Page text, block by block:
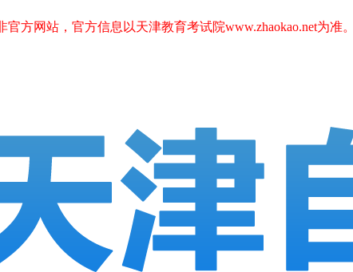
方网站，官方信息以天津教育考试院www.zhaokao.net为准。